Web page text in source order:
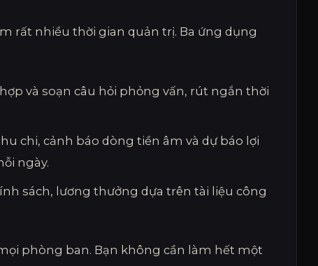
rất nhiều thời gian quản trị. Ba ứng dụng
và soạn câu hỏi phỏng vấn, rút ngắn thời
chi, cảnh báo dòng tiền âm và dự báo lợi
ngày.
sách, lương thưởng dựa trên tài liệu công
phòng ban. Bạn không cần làm hết một